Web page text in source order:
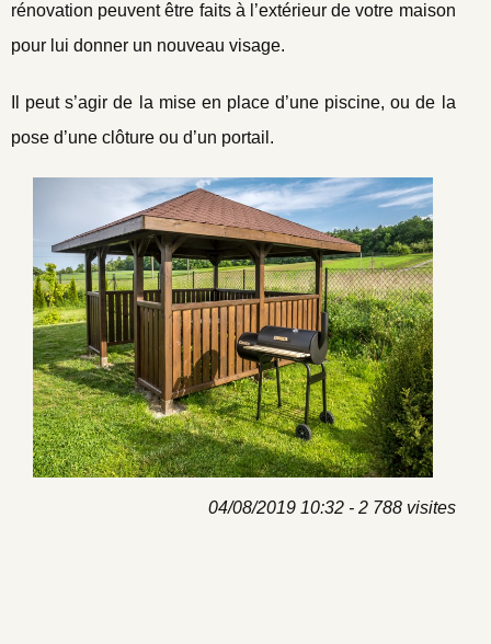
rénovation peuvent être faits à l’extérieur de votre maison
pour lui donner un nouveau visage.
Il peut s’agir de la mise en place d’une piscine, ou de la
pose d’une clôture ou d’un portail.
04/08/2019 10:32 - 2 788 visites